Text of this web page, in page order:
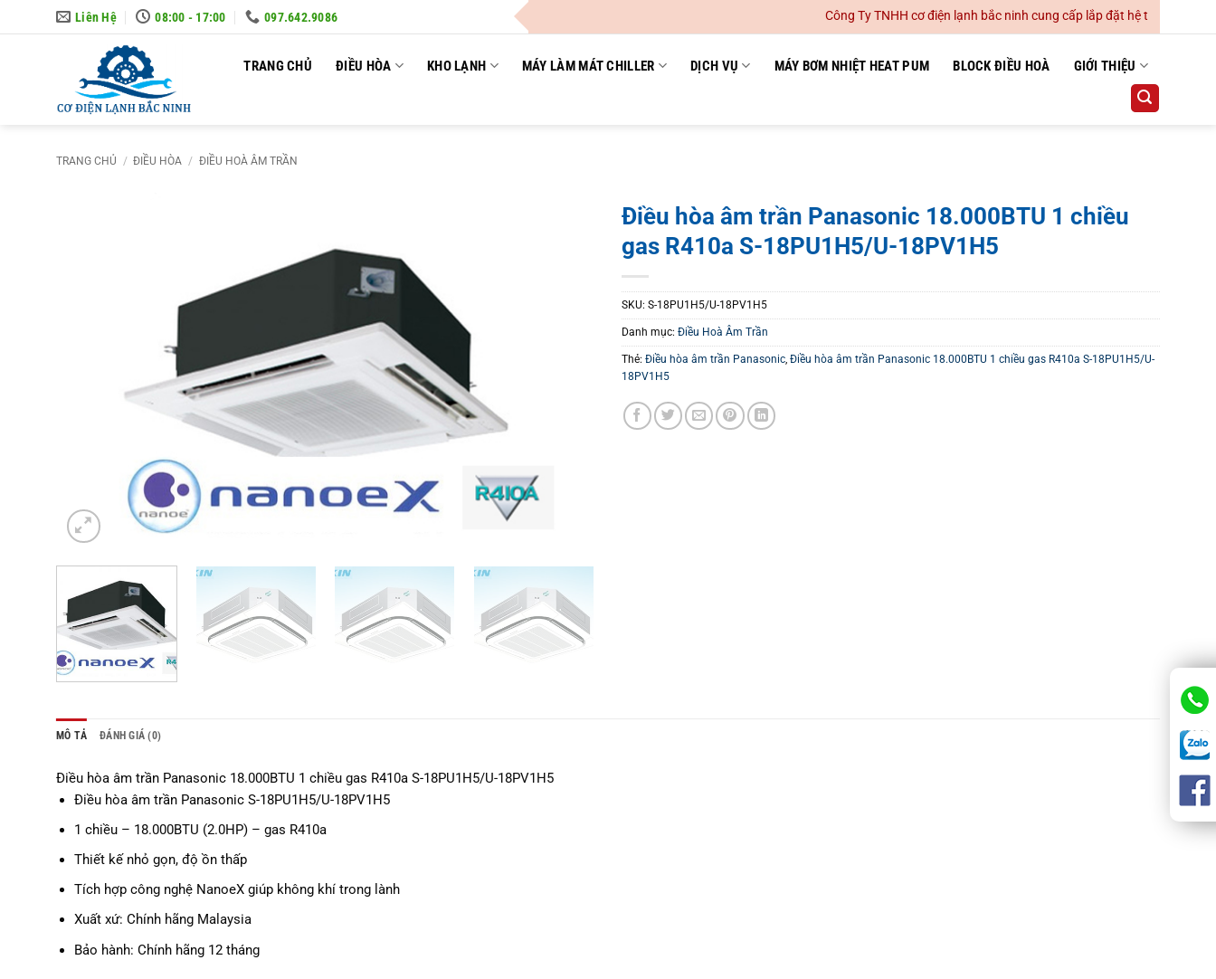
to
Liên Hệ 08:00 - 17:00 097.642.9086 Công Ty TNHH cơ điện lạnh bắc ninh cung cấp lắp đặt hệ thống điều hoà
TRANG CHỦ ĐIỀU HÒA KHO LẠNH MÁY LÀM MÁT CHILLER DỊCH VỤ MÁY BƠM NHIỆT HEAT PUM BLOCK ĐIỀU HOÀ GIỚI THIỆU
TRANG CHỦ / ĐIỀU HÒA / ĐIỀU HOÀ ÂM TRẦN
Điều hòa âm trần Panasonic 18.000BTU 1 chiều
gas R410a S-18PU1H5/U-18PV1H5
SKU: S-18PU1H5/U-18PV1H5
Danh mục: Điều Hoà Âm Trần
Thẻ: Điều hòa âm trần Panasonic, Điều hòa âm trần Panasonic 18.000BTU 1 chiều gas R410a S-18PU1H5/U-
18PV1H5
MÔ TẢ ĐÁNH GIÁ (0)
Điều hòa âm trần Panasonic 18.000BTU 1 chiều gas R410a S-18PU1H5/U-18PV1H5
Điều hòa âm trần Panasonic S-18PU1H5/U-18PV1H5
1 chiều – 18.000BTU (2.0HP) – gas R410a
Thiết kế nhỏ gọn, độ ồn thấp
Tích hợp công nghệ NanoeX giúp không khí trong lành
Xuất xứ: Chính hãng Malaysia
Bảo hành: Chính hãng 12 tháng